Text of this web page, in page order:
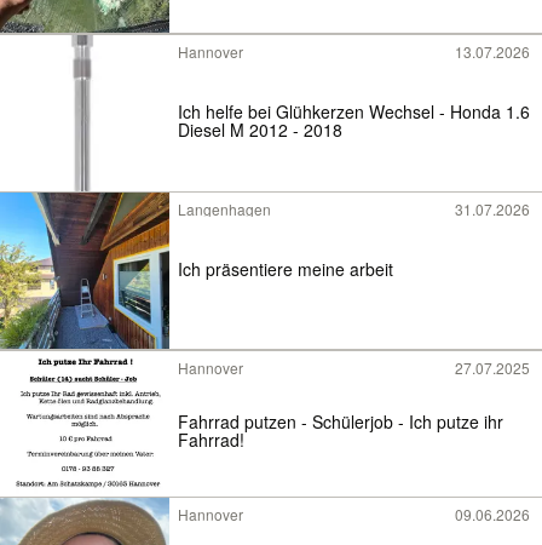
Hannover 13.07.2026
Ich helfe bei Glühkerzen Wechsel - Honda 1.6
Diesel M 2012 - 2018
Langenhagen 31.07.2026
Ich präsentiere meine arbeit
Hannover 27.07.2025
Fahrrad putzen - Schülerjob - Ich putze ihr
Fahrrad!
Hannover 09.06.2026